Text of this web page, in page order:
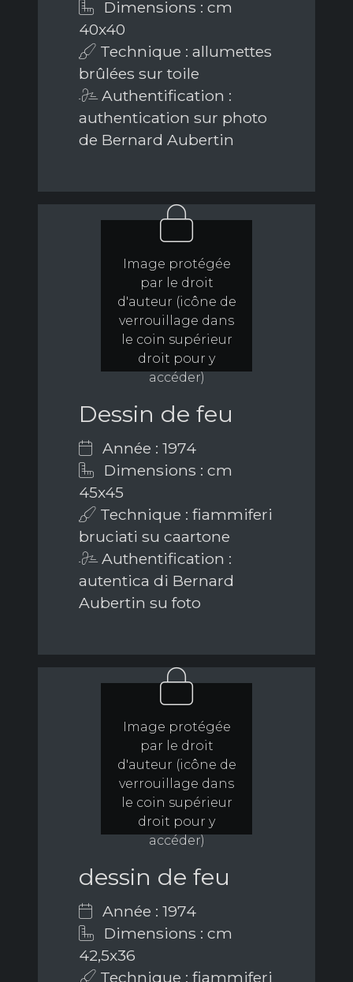
Dimensions : cm
40x40
Technique : allumettes
brûlées sur toile
Authentification :
authentication sur photo
de Bernard Aubertin
Image protégée
par le droit
d'auteur (icône de
verrouillage dans
le coin supérieur
droit pour y
accéder)
Dessin de feu
Année : 1974
Dimensions : cm
45x45
Technique : fiammiferi
bruciati su caartone
Authentification :
autentica di Bernard
Aubertin su foto
Image protégée
par le droit
d'auteur (icône de
verrouillage dans
le coin supérieur
droit pour y
accéder)
dessin de feu
Année : 1974
Dimensions : cm
42,5x36
Technique : fiammiferi